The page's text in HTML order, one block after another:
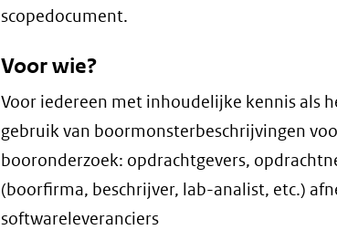
scopedocument.
Voor wie?
Voor iedereen met inhoudelijke kennis als
gebruik van boormonsterbeschrijvingen
booronderzoek: opdrachtgevers,
(boorfirma, beschrijver, lab-analist, etc.)
softwareleveranciers